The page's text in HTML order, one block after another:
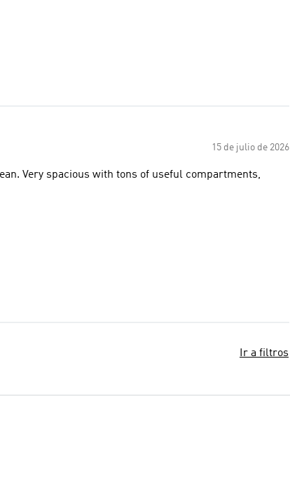
15 de julio de 2026
Very spacious with tons of useful compartments,
Ir a filtros